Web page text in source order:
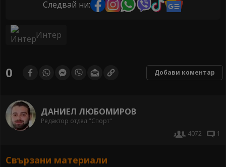
Следвай ни:
Интер
0 Добави коментар
ДАНИЕЛ ЛЮБОМИРОВ
Редактор отдел "Спорт"
4072
1
Свързани материали